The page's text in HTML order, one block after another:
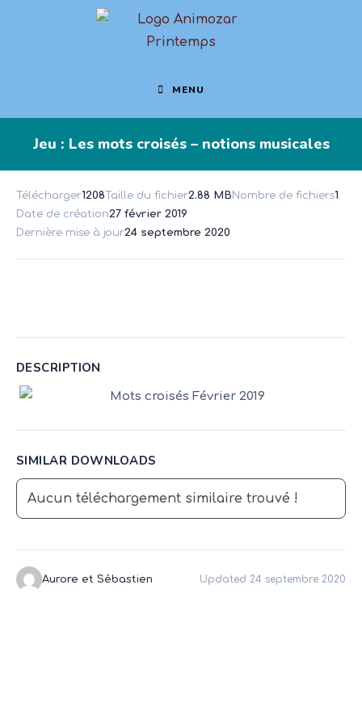
MENU
Jeu : Les mots croisés – notions musicales
Télécharger1208 Taille du fichier2.88 MB Nombre de fichiers1
Date de création27 février 2019
Dernière mise à jour24 septembre 2020
DESCRIPTION
SIMILAR DOWNLOADS
Aucun téléchargement similaire trouvé !
Aurore et Sébastien Updated 24 septembre 2020